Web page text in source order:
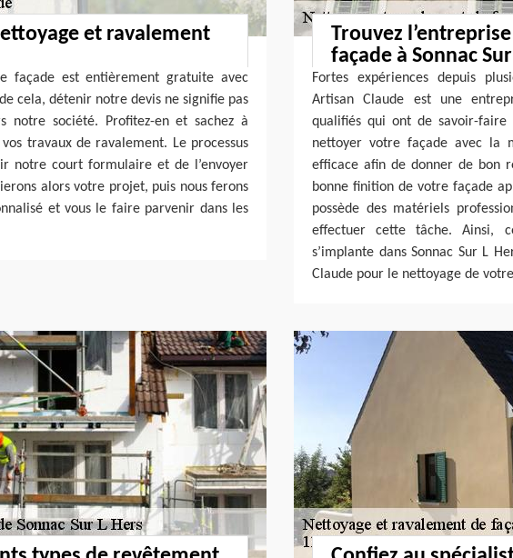
et ravalement
façade est entièrement gratuite avec
cela, détenir notre devis ne signifie pas
notre société. Profitez-en et sachez à
travaux de ravalement. Le processus
notre court formulaire et de l’envoyer
alors votre projet, puis nous ferons
et vous le faire parvenir dans les
Trouvez
façade à Sonnac
Fortes expériences depuis
Artisan Claude est une
qualifiés qui ont de savoir-
nettoyer votre façade avec la
efficace afin de donner de bon
bonne finition de votre façade
possède des matériels
effectuer cette tâche. Ainsi,
s’implante dans Sonnac Sur L
Claude pour le nettoyage de